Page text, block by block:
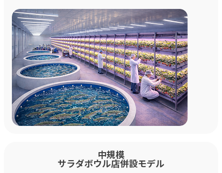
中規模
サラダボウル店併設モデル